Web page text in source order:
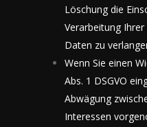
Löschung die
Verarbeitung
Daten zu
Wenn Sie einen
Abs. 1 DSGVO
Abwägung
Interessen